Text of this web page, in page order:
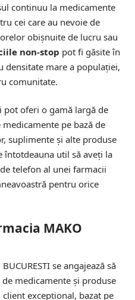
continuu la medicamente
cei care au nevoie de
obișnuite de lucru sau
non-stop pot fi găsite în
densitate mare a populației,
comunitate.
pot oferi o gamă largă de
pe bază de
suplimente și alte produse
întotdeauna util să aveți la
telefon al unei farmacii
pentru orice
MAKO
se angajează să
medicamente și produse
excepțional, bazat pe